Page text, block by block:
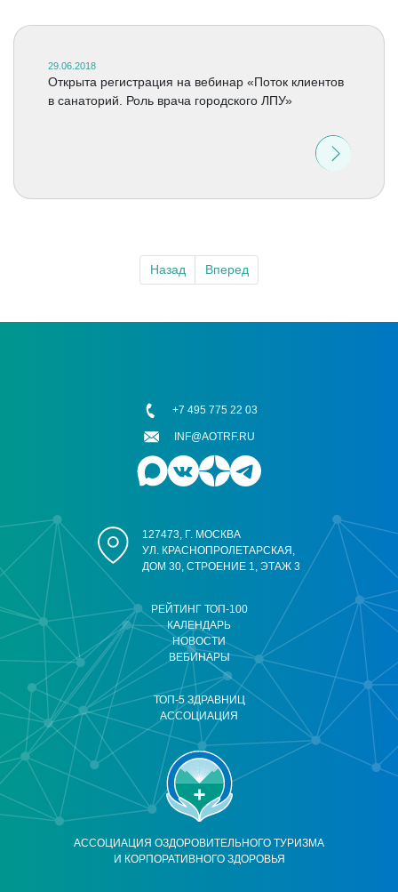
29.06.2018
Открыта регистрация на вебинар «Поток клиентов
в санаторий. Роль врача городского ЛПУ»
Назад Вперед
АССОЦИАЦИЯ ОЗДОРОВИТЕЛЬНОГО ТУРИЗМА
И КОРПОРАТИВНОГО ЗДОРОВЬЯ
РЕЙТИНГ ТОП-100
КАЛЕНДАРЬ
НОВОСТИ
ВЕБИНАРЫ
ТОП-5 ЗДРАВНИЦ
АССОЦИАЦИЯ
127473, Г. МОСКВА
УЛ. КРАСНОПРОЛЕТАРСКАЯ,
ДОМ 30, СТРОЕНИЕ 1, ЭТАЖ 3
+7 495 775 22 03
INF@AOTRF.RU